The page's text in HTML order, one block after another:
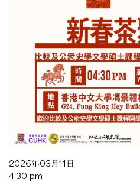
2026年03月11日
4:30 pm